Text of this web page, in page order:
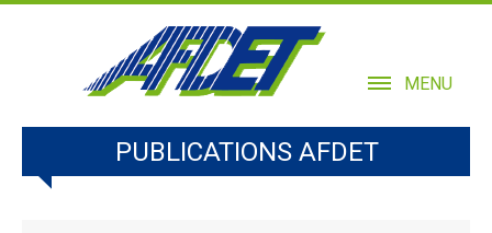
MENU
PUBLICATIONS AFDET